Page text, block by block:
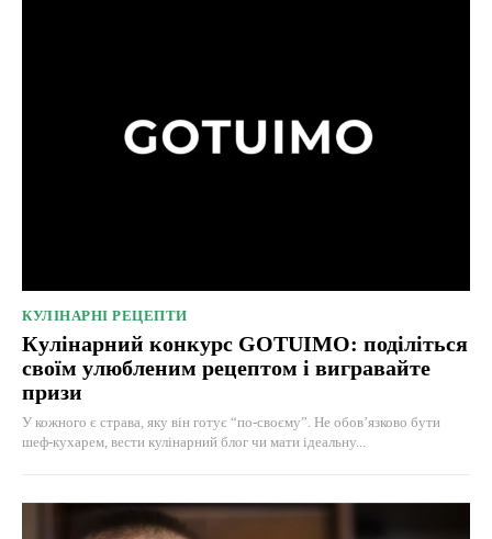
КУЛІНАРНІ РЕЦЕПТИ
Кулінарний конкурс GOTUIMO: поділіться
своїм улюбленим рецептом і вигравайте
призи
У кожного є страва, яку він готує “по-своєму”. Не обов’язково бути
шеф-кухарем, вести кулінарний блог чи мати ідеальну...